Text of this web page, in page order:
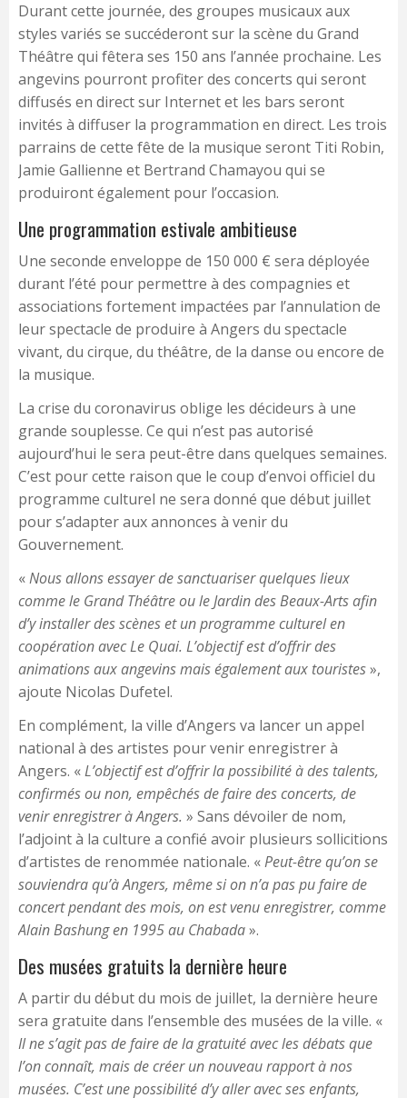
Durant cette journée, des groupes musicaux aux
styles variés se succéderont sur la scène du Grand
Théâtre qui fêtera ses 150 ans l’année prochaine. Les
angevins pourront profiter des concerts qui seront
diffusés en direct sur Internet et les bars seront
invités à diffuser la programmation en direct. Les trois
parrains de cette fête de la musique seront Titi Robin,
Jamie Gallienne et Bertrand Chamayou qui se
produiront également pour l’occasion.
Une programmation estivale ambitieuse
Une seconde enveloppe de 150 000 € sera déployée
durant l’été pour permettre à des compagnies et
associations fortement impactées par l’annulation de
leur spectacle de produire à Angers du spectacle
vivant, du cirque, du théâtre, de la danse ou encore de
la musique.
La crise du coronavirus oblige les décideurs à une
grande souplesse. Ce qui n’est pas autorisé
aujourd’hui le sera peut-être dans quelques semaines.
C’est pour cette raison que le coup d’envoi officiel du
programme culturel ne sera donné que début juillet
pour s’adapter aux annonces à venir du
Gouvernement.
«Nous allons essayer de sanctuariser quelques lieux
comme le Grand Théâtre ou le Jardin des Beaux-Arts afin
d’y installer des scènes et un programme culturel en
coopération avec Le Quai. L’objectif est d’offrir des
animations aux angevins mais également aux touristes»,
ajoute Nicolas Dufetel.
En complément, la ville d’Angers va lancer un appel
national à des artistes pour venir enregistrer à
Angers. «L’objectif est d’offrir la possibilité à des talents,
confirmés ou non, empêchés de faire des concerts, de
venir enregistrer à Angers. » Sans dévoiler de nom,
l’adjoint à la culture a confié avoir plusieurs sollicitions
d’artistes de renommée nationale. «Peut-être qu’on se
souviendra qu’à Angers, même si on n’a pas pu faire de
concert pendant des mois, on est venu enregistrer, comme
Alain Bashung en 1995 au Chabada».
Des musées gratuits la dernière heure
A partir du début du mois de juillet, la dernière heure
sera gratuite dans l’ensemble des musées de la ville. «
Il ne s’agit pas de faire de la gratuité avec les débats que
l’on connaît, mais de créer un nouveau rapport à nos
musées. C’est une possibilité d’y aller avec ses enfants,